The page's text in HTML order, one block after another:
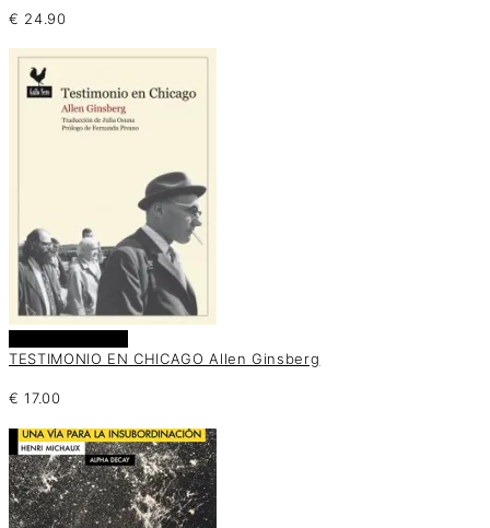
€ 24.90
TESTIMONIO EN CHICAGO Allen Ginsberg
€ 17.00